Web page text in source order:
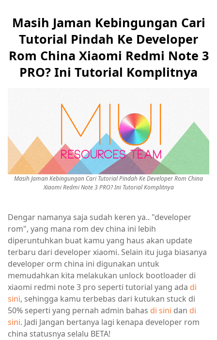
Masih Jaman Kebingungan Cari
Tutorial Pindah Ke Developer
Rom China Xiaomi Redmi Note 3
PRO? Ini Tutorial Komplitnya
Masih Jaman Kebingungan Cari Tutorial Pindah Ke Developer Rom China
Xiaomi Redmi Note 3 PRO? Ini Tutorial Komplitnya
Dengar namanya saja sudah keren ya.. "developer
rom", yang mana rom dev china ini lebih
diperuntuhkan buat kamu yang haus akan update
terbaru dari developer xiaomi. Selain itu juga biasanya
developer orm china ini digunakan untuk
memudahkan kita melakukan unlock bootloader di
xiaomi redmi note 3 pro seperti tutorial yang ada di
sini, sehingga kamu terbebas dari kutukan stuck di
50% seperti yang pernah admin bahas di sini dan di
sini. Jadi Jangan bertanya lagi kenapa developer rom
china statusnya selalu BETA!